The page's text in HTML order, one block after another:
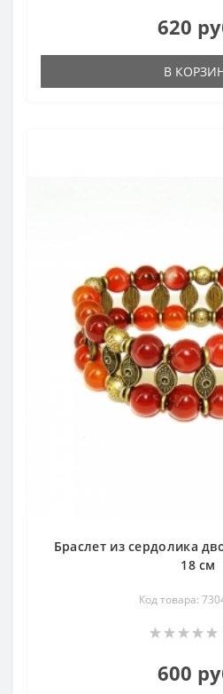
620
В
Браслет из сердолика
18 см
Код товара:
600